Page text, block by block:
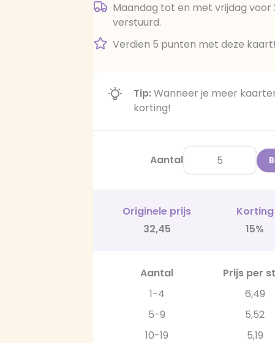
Maandag tot en met vrijdag voor
verstuurd.
Verdien 5 punten met deze kaart!
Tip:Wanneer je meer
korting!
Aantal
Originele prijs Korting
32,45
15%
Aantal Prijs per
1-4
6,49
5-9
5,52
10-19
5,19